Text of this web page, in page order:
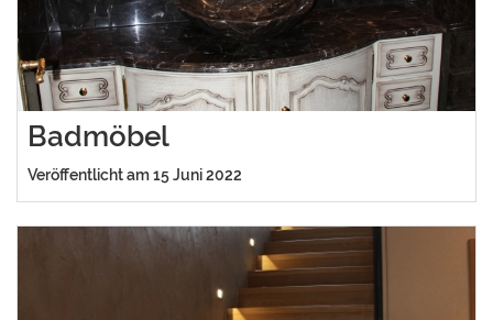
Badmöbel
Veröffentlicht am 15 Juni 2022